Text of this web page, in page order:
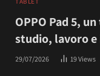
OPPO Pad 5,
studio, lavoro
29/07/2026 19Views